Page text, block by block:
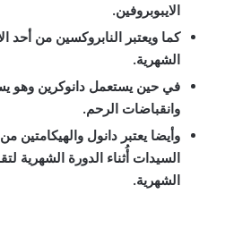
الايبوبروفين.
كما ويعتبر النابروكسين من أحد
الشهرية.
في حين يستعمل دانوكرين وهو
وانقباضات الرحم.
وأيضا يعتبر دانول والهيكامتين
السيدات أُثناء الدورة الشهرية
الشهرية.